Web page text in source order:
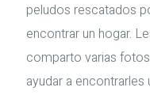
peludos rescatados
encontrar un hogar.
comparto varias
ayudar a encontrarles